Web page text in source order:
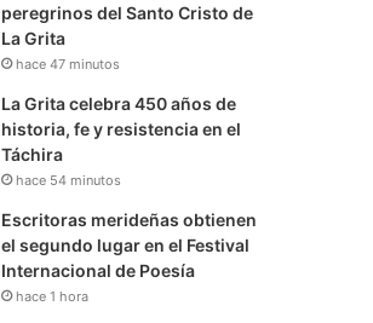
peregrinos del Santo Cristo de
La Grita
hace 47 minutos
La Grita celebra 450 años de
historia, fe y resistencia en el
Táchira
hace 54 minutos
Escritoras merideñas obtienen
el segundo lugar en el Festival
Internacional de Poesía
hace 1 hora